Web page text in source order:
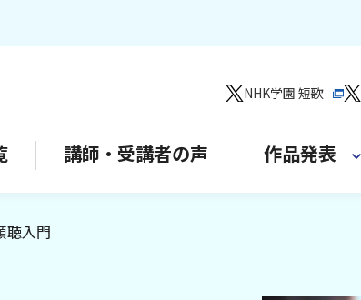
NHK学園 短歌
講師・受講者の声 作品発表
入門